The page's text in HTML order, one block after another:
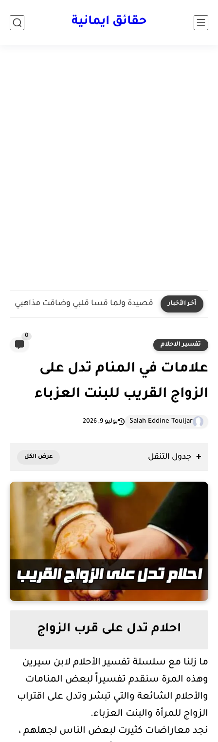
حقائق ايمانية
آخر الأخبار قصيدة ولما قسا قلبي وضاقت مذاهبي
تفسير الاحلام
0
علامات في المنام تدل على
الزواج القريب للبنت العزباء
Salah Eddine Touijar يوليو 9, 2026
جدول التنقل
احلام تدل على قرب الزواج
ما زلنا مع سلسلة تفسير الأحلام لابن سيرين
وهذه المرة سنقدم تفسيراً لبعض المنامات
والأحلام الشائعة والتي تبشر وتدل على اقتراب
الزواج للمرأة والبنت العزباء.
نجد معاراضات كثيرت لبعض الناس لجهلهم ،